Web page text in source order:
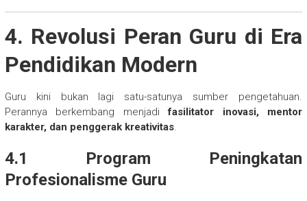
4. Revolusi Peran Guru di Era
Pendidikan Modern
Guru kini bukan lagi satu-satunya sumber pengetahuan.
Perannya berkembang menjadifasilitator inovasi, mentor
karakter, dan penggerak kreativitas.
4.1 Program Peningkatan
Profesionalisme Guru